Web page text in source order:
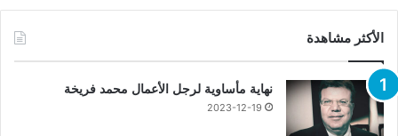
الأكثر مشاهدة
نهاية مأساوية لرجل الأعمال محمد فريخة
2023-12-19